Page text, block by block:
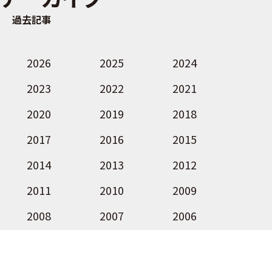
過去記事
2026 2025
2024
2023
2022
2021
2020
2019
2018
2017
2016
2015
2014
2013
2012
2011
2010
2009
2008
2007 2006